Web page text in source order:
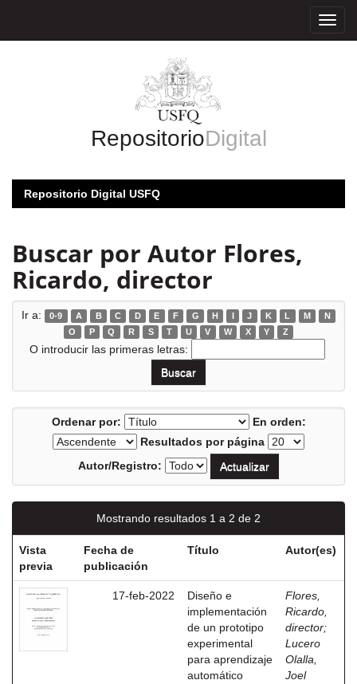
RepositorioDigital
Repositorio Digital USFQ
Buscar por Autor Flores,
Ricardo, director
Ir a: 0-9 A B C D E F G H I J K L M
N
O
P Q R S T U V W X Y Z
O introducir las primeras letras:
Ordenar por:
En orden:
Resultados por página
Autor/Registro:
Mostrando resultados 1 a 2 de 2
Vista
previa
Fecha de
publicación
Título Autor(es)
17-feb-2022
Diseño e
implementación
de un prototipo
experimental
para aprendizaje
automático
Flores,
Ricardo,
director;
Lucero
Olalla,
Joel